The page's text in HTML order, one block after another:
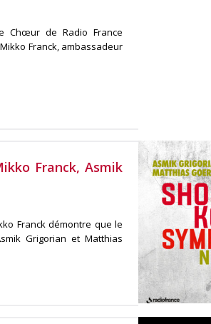
Chœur de Radio France
Franck, ambassadeur
Franck, Asmik
Franck démontre que le
Grigorian et Matthias